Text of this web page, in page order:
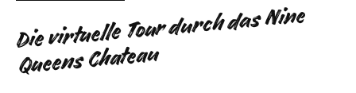
Die virtuelle Tour durch das Nine
Queens Chateau